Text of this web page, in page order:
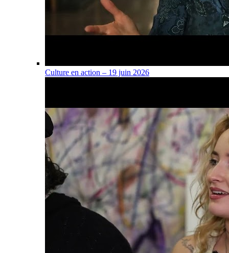
Culture en action – 19 juin 2026